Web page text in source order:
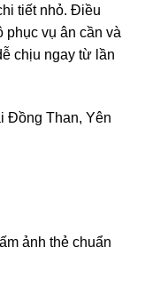
tiết nhỏ. Điều
vụ ân cần và
chịu ngay từ lần
Đồng Than, Yên
ảnh thẻ chuẩn